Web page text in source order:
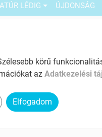
LÉDIG ÚJDONSÁG
körű
az Adatkezelési
Elfogadom